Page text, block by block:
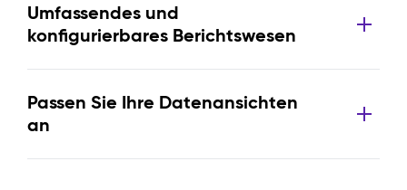
Umfassendes und
konfigurierbares Berichtswesen
Passen Sie Ihre Datenansichten
an